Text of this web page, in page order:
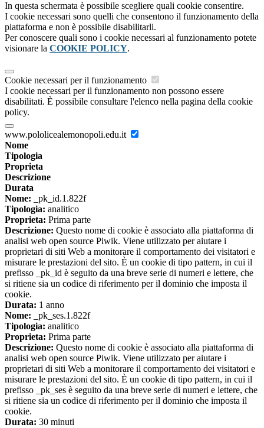
In questa schermata è possibile scegliere quali cookie consentire.
I cookie necessari sono quelli che consentono il funzionamento della
piattaforma e non è possibile disabilitarli.
Per conoscere quali sono i cookie necessari al funzionamento potete
visionare la COOKIE POLICY.
Cookie necessari per il funzionamento
I cookie necessari per il funzionamento non possono essere
disabilitati. È possibile consultare l'elenco nella pagina della cookie
policy.
www.pololicealemonopoli.edu.it
Nome
Tipologia
Proprieta
Descrizione
Durata
Nome: _pk_id.1.822f
Tipologia: analitico
Proprieta: Prima parte
Descrizione: Questo nome di cookie è associato alla piattaforma di
analisi web open source Piwik. Viene utilizzato per aiutare i
proprietari di siti Web a monitorare il comportamento dei visitatori e
misurare le prestazioni del sito. È un cookie di tipo pattern, in cui il
prefisso _pk_id è seguito da una breve serie di numeri e lettere, che
si ritiene sia un codice di riferimento per il dominio che imposta il
cookie.
Durata: 1 anno
Nome: _pk_ses.1.822f
Tipologia: analitico
Proprieta: Prima parte
Descrizione: Questo nome di cookie è associato alla piattaforma di
analisi web open source Piwik. Viene utilizzato per aiutare i
proprietari di siti Web a monitorare il comportamento dei visitatori e
misurare le prestazioni del sito. È un cookie di tipo pattern, in cui il
prefisso _pk_ses è seguito da una breve serie di numeri e lettere, che
si ritiene sia un codice di riferimento per il dominio che imposta il
cookie.
Durata: 30 minuti